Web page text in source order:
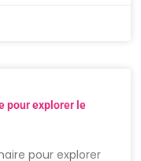
pour explorer le
pour explorer